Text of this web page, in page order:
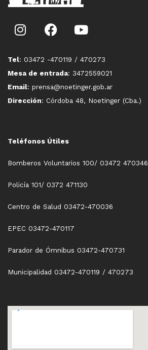
Tel: 03472 -470119 / 470273
Mesa de entrada: 3472559021
Email: prensa@noetinger.gob.ar
Dirección: Córdoba 48, Noetinger (Cba.)
Teléfonos Útiles
Bomberos Voluntarios 100/ 03472 470346
Policía 101/ 0372 471130
Centro de Salud 03472-470036
EPEC 03472-470117
Parador de Ómnibus 03472-470731
Municipalidad 03472-470119 / 470273